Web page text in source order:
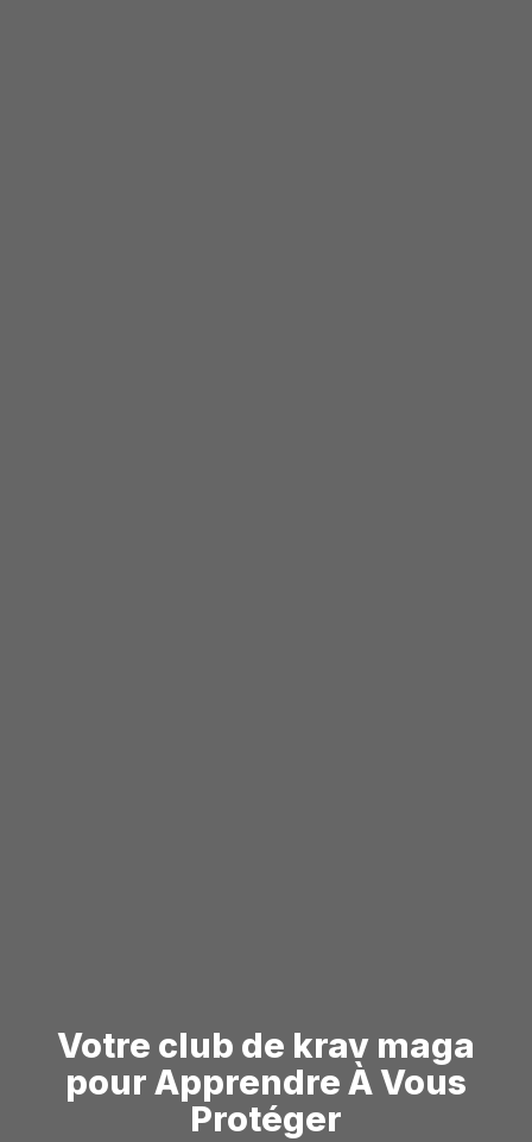
Votre club de krav maga
pour Apprendre À Vous
Protéger